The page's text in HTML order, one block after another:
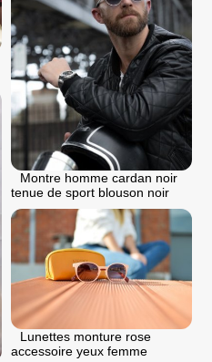
Montre homme cardan noir
tenue de sport blouson noir
Lunettes monture rose
accessoire yeux femme